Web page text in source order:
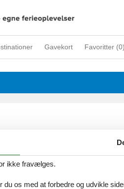
Gavekort Favoritter (0)
Kontakt
ikke fravælges.
os med at forbedre og udvikle